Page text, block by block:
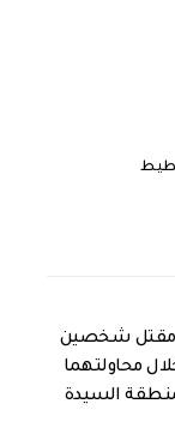
مقتل شخصين
محاولتهما
السيدة